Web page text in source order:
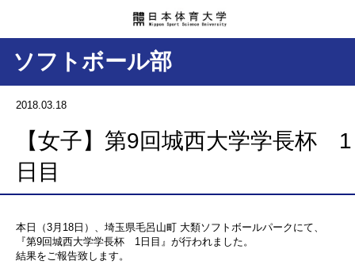
ソフトボール部
2018.03.18
【女子】第9回城西大学学長杯 1
日目
本日（3月18日）、埼玉県毛呂山町 大類ソフトボールパークにて、
『第9回城西大学学長杯 1日目』が行われました。
結果をご報告致します。